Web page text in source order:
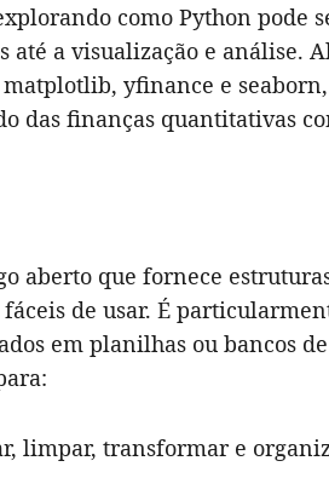
como Python pode
até a visualização e análise.
yfinance e
das finanças quantitativas
aberto que fornece
de usar. É
em planilhas ou bancos
limpar, transformar e